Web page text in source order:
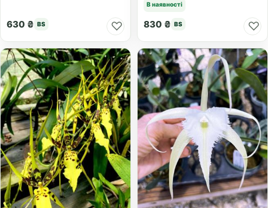
630 ₴ BS ♡
В наявності
830 ₴ BS ♡